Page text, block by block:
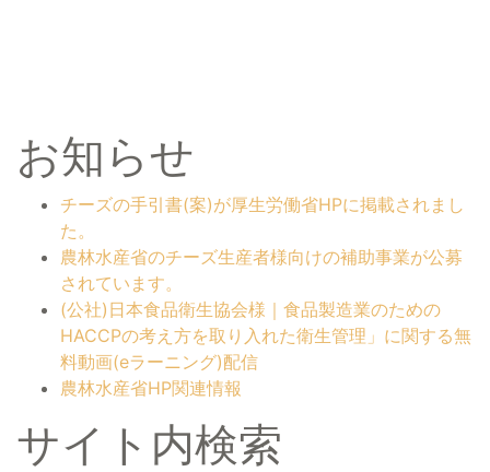
お知らせ
チーズの手引書(案)が厚生労働省HPに掲載されまし
た。
農林水産省のチーズ生産者様向けの補助事業が公募
されています。
(公社)日本食品衛生協会様｜食品製造業のための
HACCPの考え方を取り入れた衛生管理」に関する無
料動画(eラーニング)配信
農林水産省HP関連情報
サイト内検索